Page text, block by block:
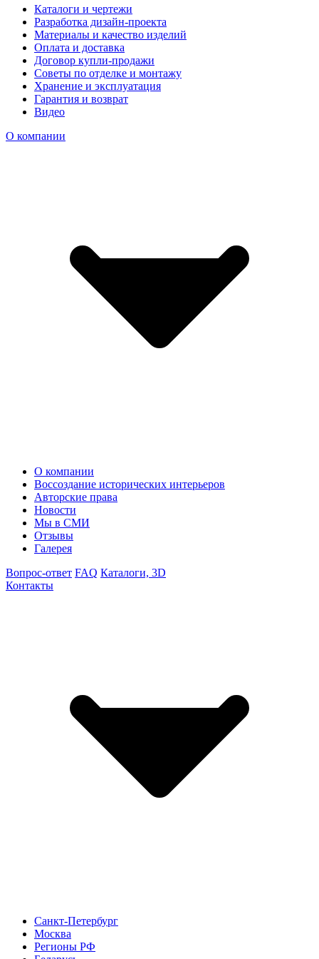
Каталоги и чертежи
Разработка дизайн-проекта
Материалы и качество изделий
Оплата и доставка
Договор купли-продажи
Советы по отделке и монтажу
Хранение и эксплуатация
Гарантия и возврат
Видео
О компании
О компании
Воссоздание исторических интерьеров
Авторские права
Новости
Мы в СМИ
Отзывы
Галерея
Вопрос-ответ FAQ Каталоги, 3D
Контакты
Санкт-Петербург
Москва
Регионы РФ